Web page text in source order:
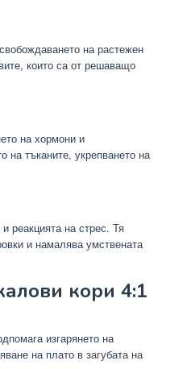
на растежен
които са от решаващо
на хормони и
на тъканите, укрепването на
реакцията на стрес. Тя
и намалява умствената
кори 4:1
изгарянето на
на плато в загубата на